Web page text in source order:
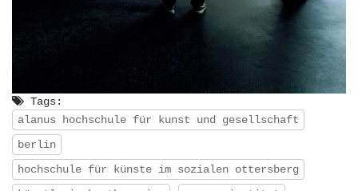
Tags:
alanus hochschule für kunst und gesellschaft
berlin
hochschule für künste im sozialen ottersberg